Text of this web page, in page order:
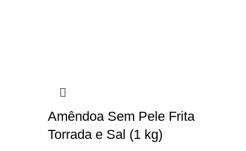
Amêndoa Sem Pele Frita
Torrada e Sal (1 kg)